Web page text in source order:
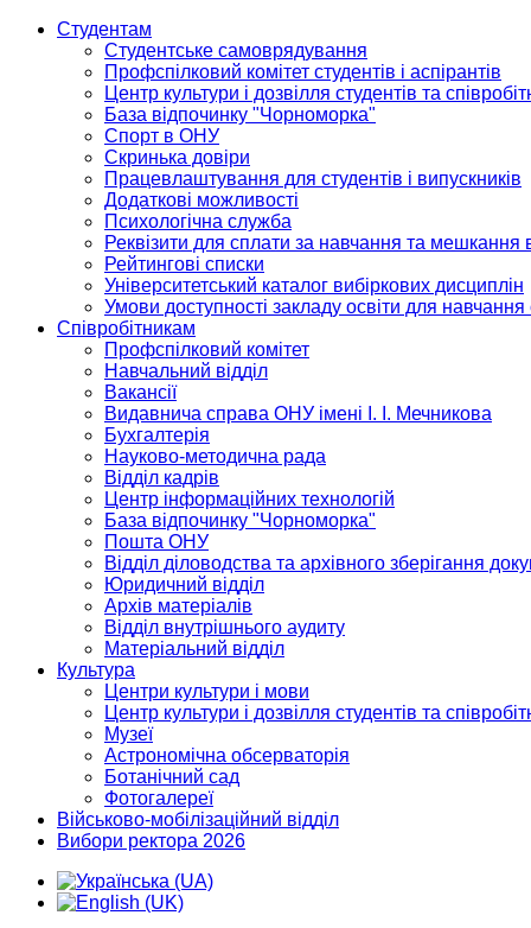
Студентам
Студентське самоврядування
Профспілковий комітет студентів і аспірантів
Центр культури і дозвілля студентів та
База відпочинку "Чорноморка"
Спорт в ОНУ
Скринька довіри
Працевлаштування для студентів і випускників
Додаткові можливості
Психологічна служба
Реквізити для сплати за навчання та мешкання
Рейтингові списки
Університетський каталог вибіркових дисциплін
Умови доступності закладу освіти для
Співробітникам
Профспілковий комітет
Навчальний відділ
Вакансії
Видавнича справа ОНУ імені І. І. Мечникова
Бухгалтерія
Науково-методична рада
Відділ кадрів
Центр інформаційних технологій
База відпочинку "Чорноморка"
Пошта ОНУ
Відділ діловодства та архівного зберігання
Юридичний відділ
Архів матеріалів
Відділ внутрішнього аудиту
Матеріальний відділ
Культура
Центри культури і мови
Центр культури і дозвілля студентів та
Музеї
Астрономічна обсерваторія
Ботанічний сад
Фотогалереї
Військово-мобілізаційний відділ
Вибори ректора 2026